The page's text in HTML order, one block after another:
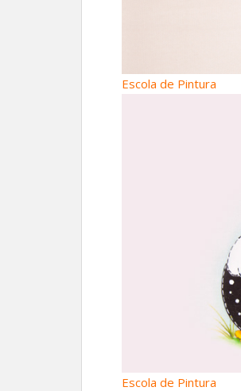
Escola de Pintura
Escola de Pintura